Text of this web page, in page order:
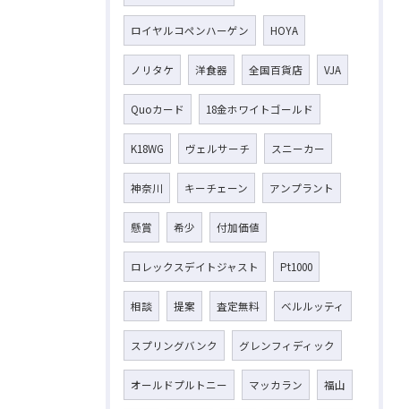
ロイヤルコペンハーゲン HOYA
ノリタケ 洋食器 全国百貨店 VJA
Quoカード 18金ホワイトゴールド
K18WG ヴェルサーチ スニーカー
神奈川 キーチェーン アンプラント
懸賞 希少 付加価値
ロレックスデイトジャスト Pt1000
相談 提案 査定無料 ベルルッティ
スプリングバンク グレンフィディック
オールドプルトニー マッカラン 福山